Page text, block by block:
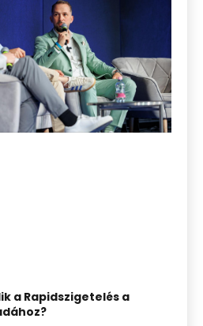
a Rapidszigetelés a